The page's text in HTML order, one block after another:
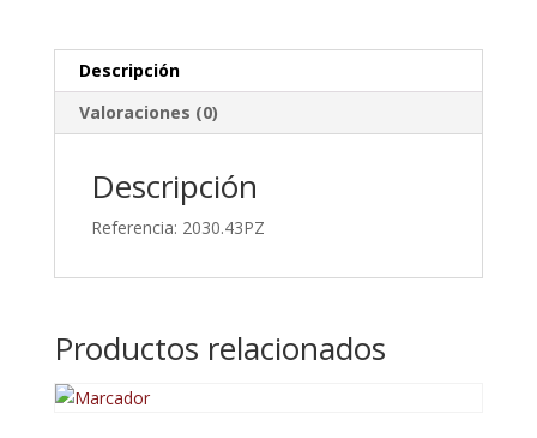
Descripción
Valoraciones (0)
Descripción
Referencia: 2030.43PZ
Productos relacionados